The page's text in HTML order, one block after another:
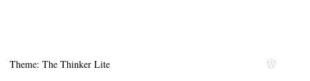
Theme: The Thinker Lite